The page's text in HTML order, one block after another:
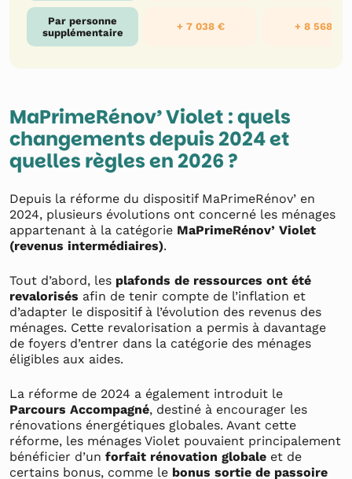
Par personne
supplémentaire
+ 7 038 € + 8 568 €
MaPrimeRénov’ Violet : quels
changements depuis 2024 et
quelles règles en 2026 ?
Depuis la réforme du dispositif MaPrimeRénov’ en
2024, plusieurs évolutions ont concerné les ménages
appartenant à la catégorie MaPrimeRénov’ Violet
(revenus intermédiaires).
Tout d’abord, les plafonds de ressources ont été
revalorisés afin de tenir compte de l’inflation et
d’adapter le dispositif à l’évolution des revenus des
ménages. Cette revalorisation a permis à davantage
de foyers d’entrer dans la catégorie des ménages
éligibles aux aides.
La réforme de 2024 a également introduit le
Parcours Accompagné, destiné à encourager les
rénovations énergétiques globales. Avant cette
réforme, les ménages Violet pouvaient principalement
bénéficier d’un forfait rénovation globale et de
certains bonus, comme le bonus sortie de passoire